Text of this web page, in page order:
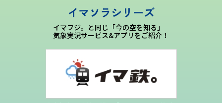
プライバシーポリシー
お問い合わせ
イマソラシリーズ
イマフジ。と同じ「今の空を知る」
気象実況サービス&アプリをご紹介！